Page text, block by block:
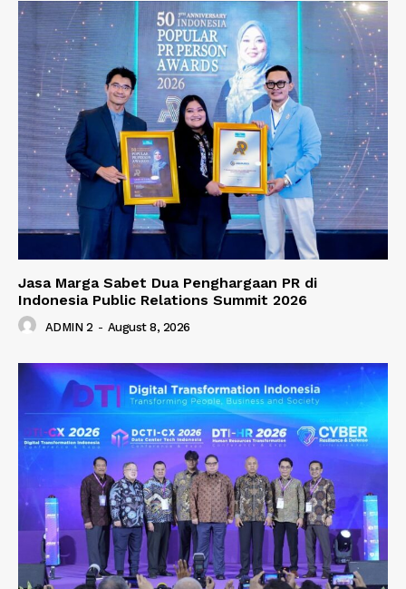
Jasa Marga Sabet Dua Penghargaan PR di
Indonesia Public Relations Summit 2026
ADMIN 2 - August 8, 2026